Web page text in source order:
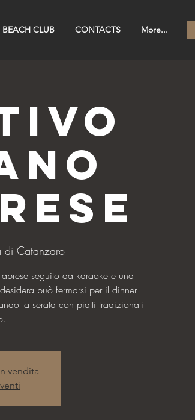
BEACH CLUB CONTACTS More...
di Catanzaro
seguito da karaoke e una
può fermarsi per il dinner
la serata con piatti tradizionali
vendita